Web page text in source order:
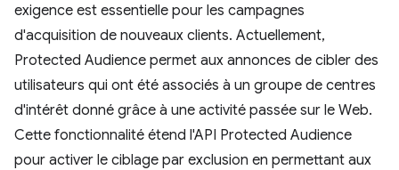
exigence est essentielle pour les campagnes
d'acquisition de nouveaux clients. Actuellement,
Protected Audience permet aux annonces de cibler des
utilisateurs qui ont été associés à un groupe de centres
d'intérêt donné grâce à une activité passée sur le Web.
Cette fonctionnalité étend l'API Protected Audience
pour activer le ciblage par exclusion en permettant aux